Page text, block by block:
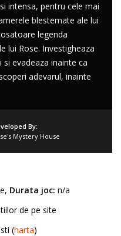
intensa, pentru cele mai
blestemate ale lui
legenda
lui Rose. Investigheaza
evadeaza inainte ca
adevarul, inainte
By:
Mystery House
Durata joc: n/a
de pe site
(harta)